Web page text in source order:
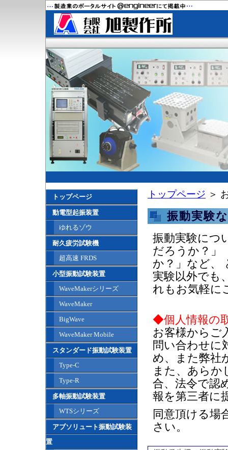
トップページ ＞
振動実験
振動実験につ
だろうか？」
か？」など、
実験以外でも
れもお気軽に
◆個人情報の
お客様からご
問い合わせに
め、また弊社
また、あらか
合、法令で認
報を第三者に
同意頂ける場
さい。
トップページ
動電型起振装置
ゆれるゾウ
耐久疲労試験機
超高速 FRDS
小型振動試験装置
WaveMakerシリーズ
WaveMaker
BigWave
WaveMaker Mobile
スタンダード振動試験装置
Type-C
Type-R
多軸振動試験装置
WTSシリーズ
アブソリュート振動試験装
置